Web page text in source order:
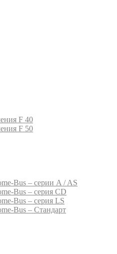
F 40
F 50
Bus – серии A / AS
Bus – серия CD
Bus – серия LS
Bus – Стандарт